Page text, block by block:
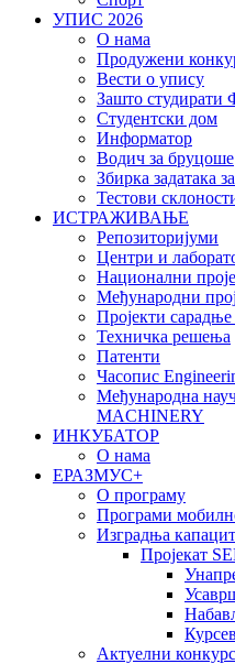
УПИС 2026
О нама
Продужени
Вести о упису
Зашто
Студентски дом
Информатор
Водич за бруцоше
Збиркa задатака
Тестови
ИСТРАЖИВАЊЕ
Репозиторијуми
Центри и
Национални
Међународни
Пројекти
Техничка решења
Патенти
Часопис
Међународна
MACHINERY
ИНКУБАТОР
О нама
EРАЗМУС+
О програму
Програми
Изградња
Пројекат
Актуелни